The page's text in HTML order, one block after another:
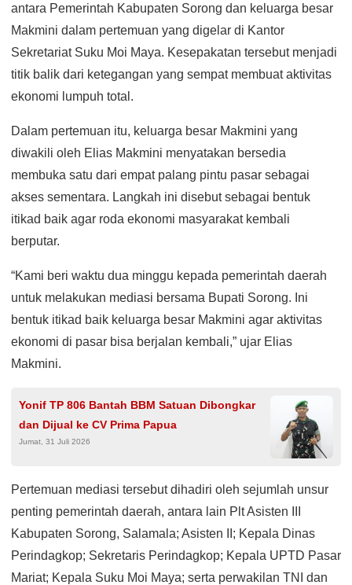
antara Pemerintah Kabupaten Sorong dan keluarga besar
Makmini dalam pertemuan yang digelar di Kantor
Sekretariat Suku Moi Maya. Kesepakatan tersebut menjadi
titik balik dari ketegangan yang sempat membuat aktivitas
ekonomi lumpuh total.
Dalam pertemuan itu, keluarga besar Makmini yang
diwakili oleh Elias Makmini menyatakan bersedia
membuka satu dari empat palang pintu pasar sebagai
akses sementara. Langkah ini disebut sebagai bentuk
itikad baik agar roda ekonomi masyarakat kembali
berputar.
“Kami beri waktu dua minggu kepada pemerintah daerah
untuk melakukan mediasi bersama Bupati Sorong. Ini
bentuk itikad baik keluarga besar Makmini agar aktivitas
ekonomi di pasar bisa berjalan kembali,” ujar Elias
Makmini.
Yonif TP 806 Bantah BBM Satuan Dibongkar
dan Dijual ke CV Prima Papua
Jumat, 31 Juli 2026
Pertemuan mediasi tersebut dihadiri oleh sejumlah unsur
penting pemerintah daerah, antara lain Plt Asisten III
Kabupaten Sorong, Salamala; Asisten II; Kepala Dinas
Perindagkop; Sekretaris Perindagkop; Kepala UPTD Pasar
Mariat; Kepala Suku Moi Maya; serta perwakilan TNI dan